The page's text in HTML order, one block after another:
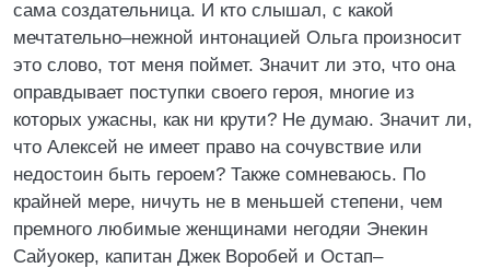
сама создательница. И кто слышал, с какой
мечтательно–нежной интонацией Ольга произносит
это слово, тот меня поймет. Значит ли это, что она
оправдывает поступки своего героя, многие из
которых ужасны, как ни крути? Не думаю. Значит ли,
что Алексей не имеет право на сочувствие или
недостоин быть героем? Также сомневаюсь. По
крайней мере, ничуть не в меньшей степени, чем
премного любимые женщинами негодяи Энекин
Сайуокер, капитан Джек Воробей и Остап–